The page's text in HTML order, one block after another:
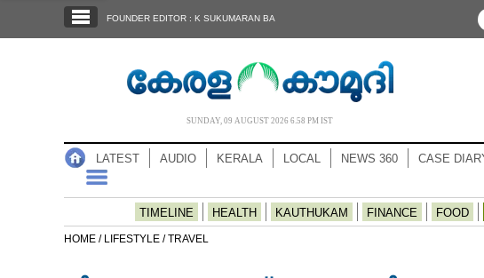
NOTIFIED NEWS
FOUNDER EDITOR : K SUKUMARAN BA
SUNDAY, 09 AUGUST 2026 6.58 PM IST
LATEST AUDIO KERALA LOCAL NEWS 360 CASE
TIMELINE HEALTH KAUTHUKAM FINANCE FOOD
HOME / LIFESTYLE /TRAVEL